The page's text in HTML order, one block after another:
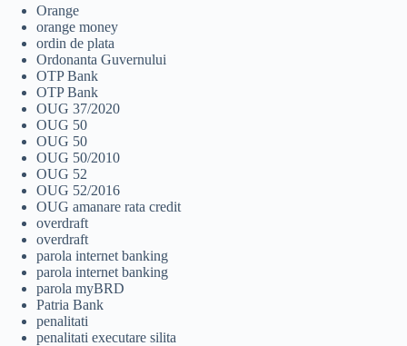
Orange
orange money
ordin de plata
Ordonanta Guvernului
OTP Bank
OTP Bank
OUG 37/2020
OUG 50
OUG 50
OUG 50/2010
OUG 52
OUG 52/2016
OUG amanare rata credit
overdraft
overdraft
parola internet banking
parola internet banking
parola myBRD
Patria Bank
penalitati
penalitati executare silita